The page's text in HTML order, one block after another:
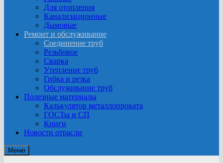
Для отопления
Канализационные
Дымовые
Ремонт и обслуживание
Соединение труб
Резьбовое
Сварка
Утепление труб
Гибка и резка
Обслуживание труб
Полезные материалы
Калькулятор металлопроката
ГОСТы и СП
Книги
Новости отрасли
Меню